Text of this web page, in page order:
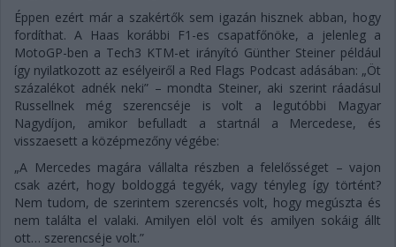
Éppen ezért már a szakértők sem igazán hisznek abban, hogy
fordíthat. A Haas korábbi F1-es csapatfőnöke, a jelenleg a
MotoGP-ben a Tech3 KTM-et irányító Günther Steiner például
így nyilatkozott az esélyeiről a Red Flags Podcast adásában: „Öt
százalékot adnék neki” – mondta Steiner, aki szerint ráadásul
Russellnek még szerencséje is volt a legutóbbi Magyar
Nagydíjon, amikor befulladt a startnál a Mercedese, és
visszaesett a középmezőny végébe:
„A Mercedes magára vállalta részben a felelősséget – vajon
csak azért, hogy boldoggá tegyék, vagy tényleg így történt?
Nem tudom, de szerintem szerencsés volt, hogy megúszta és
nem találta el valaki. Amilyen elöl volt és amilyen sokáig állt
ott… szerencséje volt.”